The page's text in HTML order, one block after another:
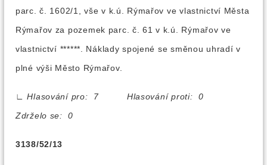
parc. č. 1602/1, vše v k.ú. Rýmařov ve vlastnictví Města
Rýmařov za pozemek parc. č. 61 v k.ú. Rýmařov ve
vlastnictví ******. Náklady spojené se směnou uhradí v
plné výši Město Rýmařov.
∟
Hlasování pro: 7 Hlasování proti: 0
Zdrželo se: 0
3138/52/13